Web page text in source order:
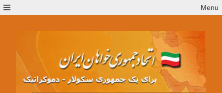
to
Menu